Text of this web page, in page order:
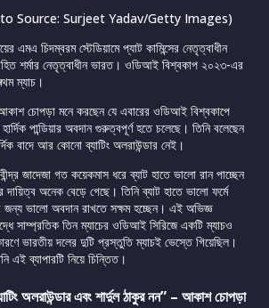
Source: Surjeet Yadav/Getty Images)
এমএ চিদম্বরম স্টেডিয়ামে প্যাট কামিন্সের নেতৃত্বাধীন
শর্মার নেতৃত্বাধীন ভারত। ওডিআই বিশ্বকাপ ২০২৩-এর
ম্যাচ।
চোপড়া মনে করছেন যে এবারের ওডিআই বিশ্বকাপে
পান্ডিয়ার অবদান গুরুত্বপূর্ণ হতে চলেছে। তিনি বলেছেন
বাদে আর কোনো ব্যাটিং অলরাউন্ডার নেই।
জাদেজা গত কয়েকমাস ধরে ব্যাট হাতে ভালো রান পাচ্ছেন
দায়িত্ব অনেক বেড়ে গেছে। তিনি ব্যাট হাতে ভালো ফর্মে
জন্য ভালো অবদান রাখতে সক্ষম হচ্ছেন। এই অভিজ্ঞ
সাম্প্রতিক তিন ম্যাচের ওডিআই সিরিজে একটি ম্যাচও
ভারতীয় দলের দুটি প্রস্তুতি ম্যাচই ভেস্তে গিয়েছিল।
এই ব্যাপারটি নিয়ে চিন্তিত।
অলরাউন্ডার এবং শার্দুল ঠাকুর নন” – আকাশ চোপড়া